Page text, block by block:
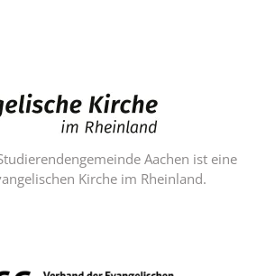
Aachen ist eine
Kirche im Rheinland.